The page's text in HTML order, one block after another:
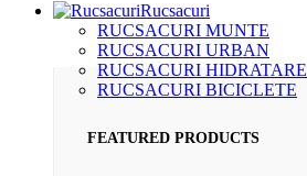
Rucsacuri
RUCSACURI MUNTE
RUCSACURI URBAN
RUCSACURI HIDRATARE
RUCSACURI BICICLETE
FEATURED PRODUCTS